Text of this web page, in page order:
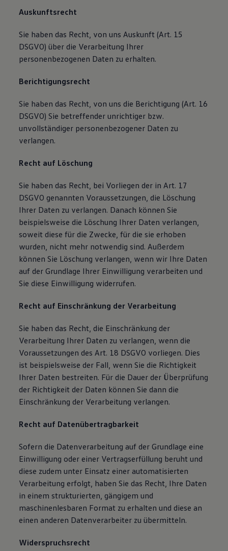
Auskunftsrecht
Sie haben das Recht, von uns Auskunft (Art. 15
DSGVO) über die Verarbeitung Ihrer
personenbezogenen Daten zu erhalten.
Berichtigungsrecht
Sie haben das Recht, von uns die Berichtigung (Art. 16
DSGVO) Sie betreffender unrichtiger bzw.
unvollständiger personenbezogener Daten zu
verlangen.
Recht auf Löschung
Sie haben das Recht, bei Vorliegen der in Art. 17
DSGVO genannten Voraussetzungen, die Löschung
Ihrer Daten zu verlangen. Danach können Sie
beispielsweise die Löschung Ihrer Daten verlangen,
soweit diese für die Zwecke, für die sie erhoben
wurden, nicht mehr notwendig sind. Außerdem
können Sie Löschung verlangen, wenn wir Ihre Daten
auf der Grundlage Ihrer Einwilligung verarbeiten und
Sie diese Einwilligung widerrufen.
Recht auf Einschränkung der Verarbeitung
Sie haben das Recht, die Einschränkung der
Verarbeitung Ihrer Daten zu verlangen, wenn die
Voraussetzungen des Art. 18 DSGVO vorliegen. Dies
ist beispielsweise der Fall, wenn Sie die Richtigkeit
Ihrer Daten bestreiten. Für die Dauer der Überprüfung
der Richtigkeit der Daten können Sie dann die
Einschränkung der Verarbeitung verlangen.
Recht auf Datenübertragbarkeit
Sofern die Datenverarbeitung auf der Grundlage eine
Einwilligung oder einer Vertragserfüllung beruht und
diese zudem unter Einsatz einer automatisierten
Verarbeitung erfolgt, haben Sie das Recht, Ihre Daten
in einem strukturierten, gängigem und
maschinenlesbaren Format zu erhalten und diese an
einen anderen Datenverarbeiter zu übermitteln.
Widerspruchsrecht